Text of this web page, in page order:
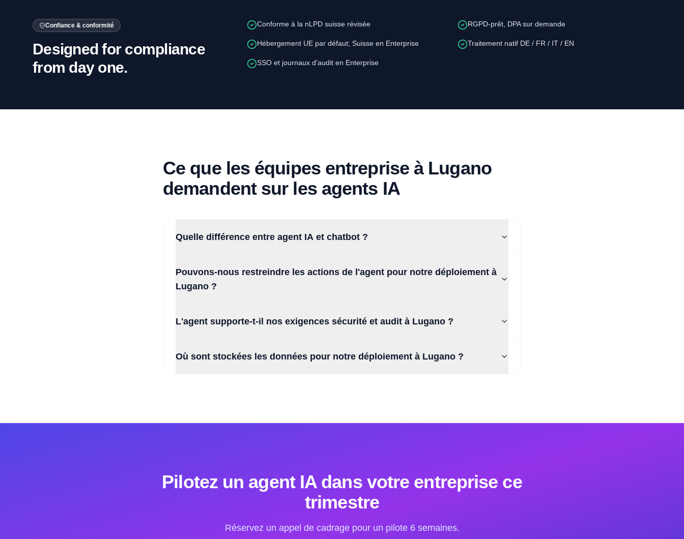
Confiance & conformité
Designed for compliance
from day one.
Conforme à la nLPD suisse révisée RGPD-prêt, DPA sur demande
Hébergement UE par défaut; Suisse en Enterprise Traitement natif DE / FR / IT / EN
SSO et journaux d'audit en Enterprise
Ce que les équipes entreprise à Lugano
demandent sur les agents IA
Quelle différence entre agent IA et chatbot ?
Pouvons-nous restreindre les actions de l'agent pour notre déploiement à
Lugano ?
L'agent supporte-t-il nos exigences sécurité et audit à Lugano ?
Où sont stockées les données pour notre déploiement à Lugano ?
Pilotez un agent IA dans votre entreprise ce
trimestre
Réservez un appel de cadrage pour un pilote 6 semaines.